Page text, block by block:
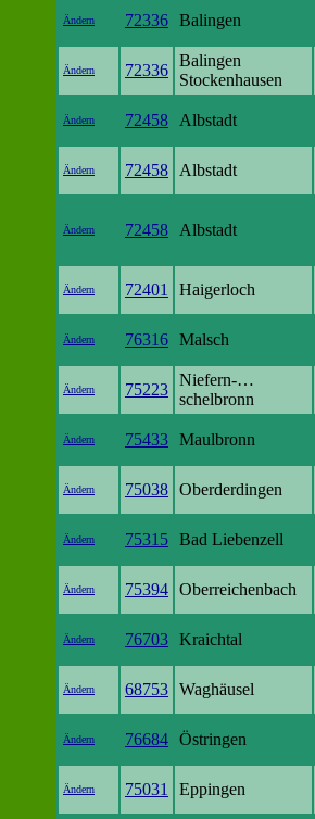
Ändern 72336 Balingen
Ändern 72336
Balingen
Stockenhausen
Ändern 72458 Albstadt
Ändern 72458 Albstadt
Ändern 72458 Albstadt
Ändern 72401 Haigerloch
Ändern 76316 Malsch
Ändern 75223
Niefern-…
schelbronn
Ändern 75433 Maulbronn
Ändern 75038 Oberderdingen
Ändern 75315 Bad Liebenzell
Ändern 75394 Oberreichenbach
Ändern 76703 Kraichtal
Ändern 68753 Waghäusel
Ändern 76684 Östringen
Ändern 75031 Eppingen